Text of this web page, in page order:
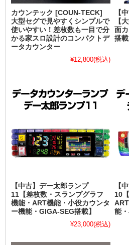
カウンテック [COUN-TECK]
大型セグで見やすくシンプルで
使いやすい！差枚数も一目で分
かる家スロ設計のコンパクトデ
ータカウンター
¥12,800(税込)
【
【
面
搭載
【中古】デー太郎ランプ
11【差枚数・スランプグラフ
機能・ART機能・小役カウンタ
ー機能・GIGA-SEG搭載】
¥23,000(税込)
【
10
能